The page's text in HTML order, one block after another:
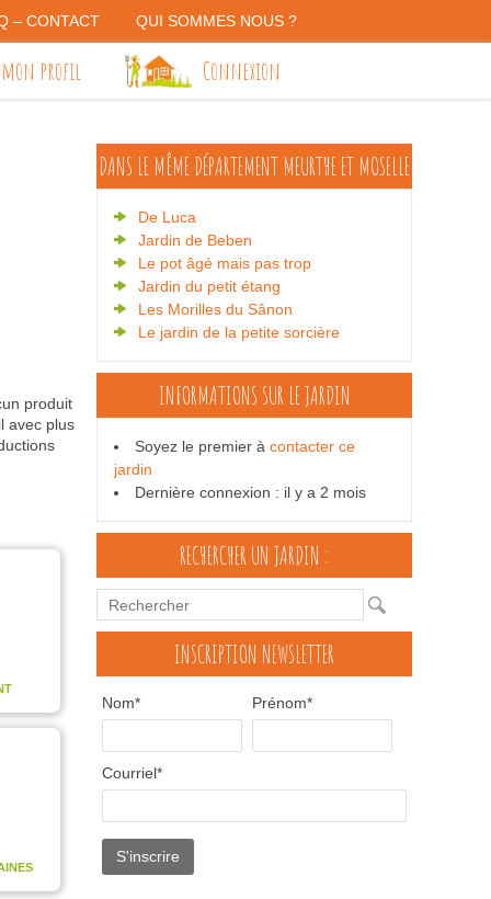
– CONTACT QUI SOMMES NOUS ?
mon profil Connexion
produit
avec plus
DANS LE MÊME DÉPARTEMENT MEURTHE ET MOSELLE
De Luca
Jardin de Beben
Le pot âgé mais pas trop
Jardin du petit étang
Les Morilles du Sânon
Le jardin de la petite sorcière
INFORMATIONS SUR LE JARDIN
Soyez le premier à contacter ce
jardin
Dernière connexion : il y a 2 mois
RECHERCHER UN JARDIN :
INSCRIPTION NEWSLETTER
Nom* Prénom*
Courriel*